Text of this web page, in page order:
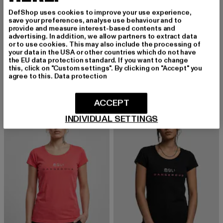
DANGEROUS DNGRS
Blend
15,99 EUR
Derzeitiger Preis: 15,99 EUR
19,99 EURAktionspreis: 19,99 EUR
DANGEROUS DNGRS
Cruz
13,99 EUR
Derzeitiger Preis: 13,99 EUR
19,99 EURAktionspreis:
-10%
DefShop uses cookies to improve your use experience,
save your preferences, analyse use behaviour and to
provide and measure interest-based contents and
advertising. In addition, we allow partners to extract data
or to use cookies. This may also include the processing of
your data in the USA or other countries which do not have
the EU data protection standard. If you want to change
this, click on "Custom settings". By clicking on "Accept" you
agree to this. Data protection
INDIVIDUAL SETTINGS
ACCEPT